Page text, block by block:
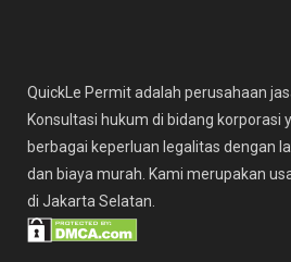
QuickLe Permit adalah perusahaan
Konsultasi hukum di bidang korporasi
berbagai keperluan legalitas dengan
dan biaya murah. Kami merupakan
di Jakarta Selatan.